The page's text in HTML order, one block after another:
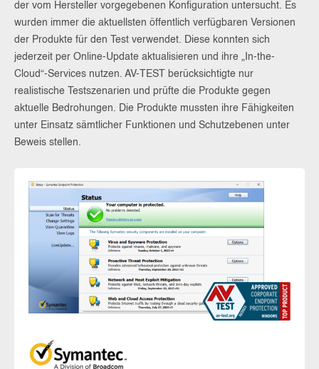
der vom Hersteller vorgegebenen Konfiguration untersucht. Es
wurden immer die aktuellsten öffentlich verfügbaren Versionen
der Produkte für den Test verwendet. Diese konnten sich
jederzeit per Online-Update aktualisieren und ihre „In-the-
Cloud“-Services nutzen. AV-TEST berücksichtigte nur
realistische Testszenarien und prüfte die Produkte gegen
aktuelle Bedrohungen. Die Produkte mussten ihre Fähigkeiten
unter Einsatz sämtlicher Funktionen und Schutzebenen unter
Beweis stellen.